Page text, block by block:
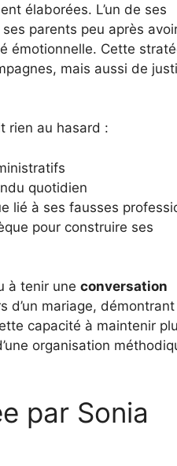
élaborées. L’un de ses
parents peu après
émotionnelle. Cette
mais aussi de
rien au hasard :
quotidien
lié à ses fausses
pour construire ses
à tenir une conversation
d’un mariage, démontrant
capacité à maintenir
organisation
par Sonia